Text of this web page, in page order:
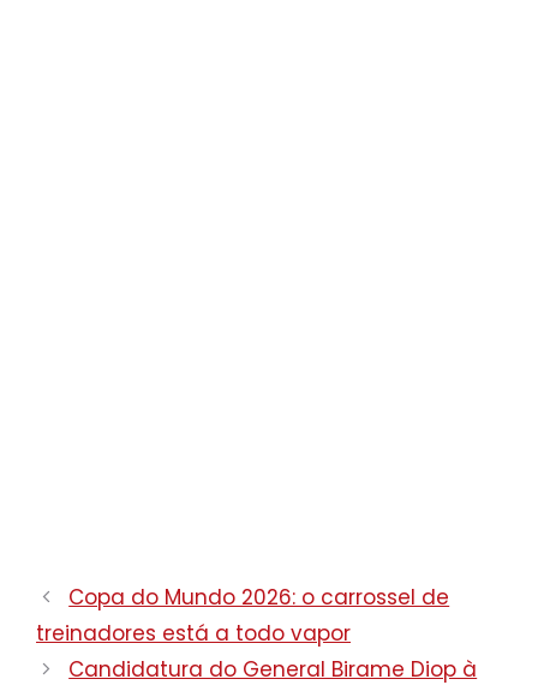
Copa do Mundo 2026: o carrossel de
treinadores está a todo vapor
Candidatura do General Birame Diop à